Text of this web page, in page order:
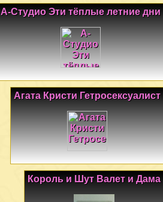
А-Студио Эти тёплые летние дни
Агата Кристи Гетросексуалист
Король и Шут Валет и Дама